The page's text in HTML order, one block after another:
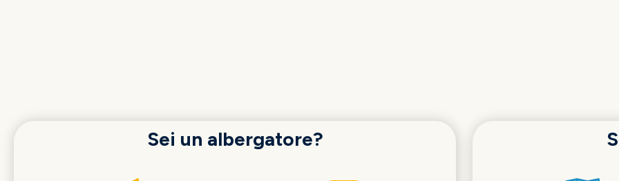
Sei un albergatore?